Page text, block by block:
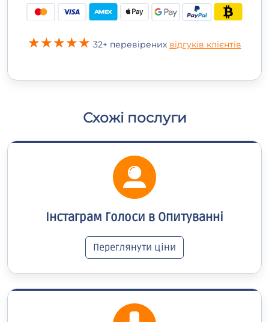
32+ перевірених відгуків клієнтів
Схожі послуги
Інстаграм Голоси в Опитуванні
Переглянути ціни